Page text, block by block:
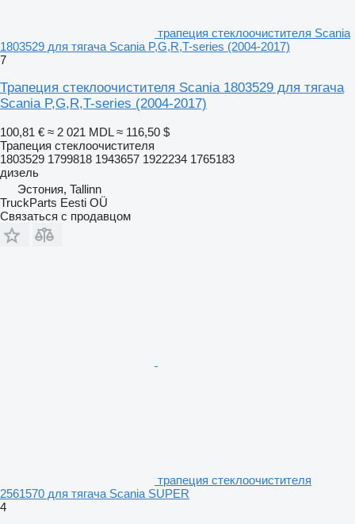
трапеция стеклоочистителя Scania
1803529 для тягача Scania P,G,R,T-series (2004-2017)
7
Трапеция стеклоочистителя Scania 1803529 для тягача
Scania P,G,R,T-series (2004-2017)
100,81 € ≈ 2 021 MDL ≈ 116,50 $
Трапеция стеклоочистителя
1803529 1799818 1943657 1922234 1765183
дизель
Эстония, Tallinn
TruckParts Eesti OÜ
Связаться с продавцом
трапеция стеклоочистителя
2561570 для тягача Scania SUPER
4